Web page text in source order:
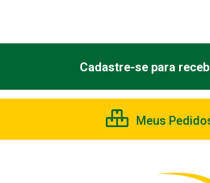
Cadastre-se para
Meus